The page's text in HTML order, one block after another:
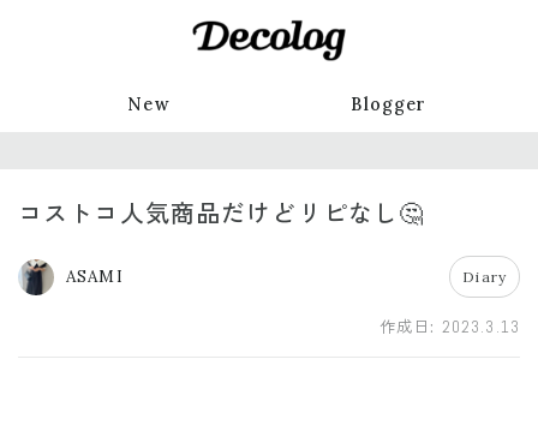
New Blogger
コストコ人気商品だけどリピなし🤔
ASAMI Diary
作成日: 2023.3.13